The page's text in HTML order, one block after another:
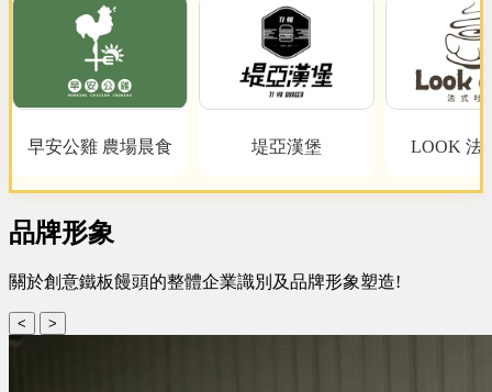
早安公雞 農場晨食 堤亞漢堡 LOOK 法
品牌形象
關於創意鐵板饅頭的整體企業識別及品牌形象塑造!
< >